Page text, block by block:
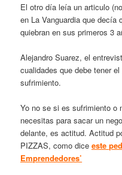
El otro día leía un articulo
en La Vanguardia que decía
quiebran en sus primeros 3
Alejandro Suarez, el
cualidades que debe tener
sufrimiento.
Yo no se si es sufrimiento o
necesitas para sacar un
delante, es actitud. Actitud
PIZZAS, como diceeste
Emprendedores’